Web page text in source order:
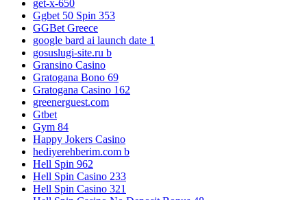
get-x-650
Ggbet 50 Spin 353
GGBet Greece
google bard ai launch date 1
gosuslugi-site.ru b
Gransino Casino
Gratogana Bono 69
Gratogana Casino 162
greenerguest.com
Gtbet
Gym 84
Happy Jokers Casino
hediyerehberim.com b
Hell Spin 962
Hell Spin Casino 233
Hell Spin Casino 321